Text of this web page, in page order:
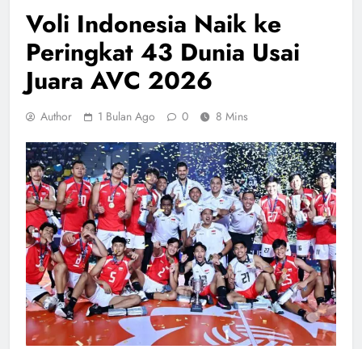
Voli Indonesia Naik ke
Peringkat 43 Dunia Usai
Juara AVC 2026
Author 1 Bulan Ago 0 8 Mins